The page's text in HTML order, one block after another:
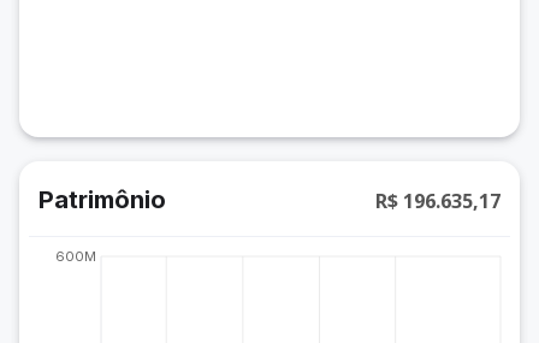
Patrimônio R$ 196.635,17
600M